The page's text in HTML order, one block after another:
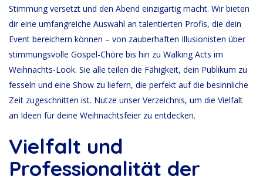
Stimmung versetzt und den Abend einzigartig macht. Wir bieten
dir eine umfangreiche Auswahl an talentierten Profis, die dein
Event bereichern können – von zauberhaften Illusionisten über
stimmungsvolle Gospel-Chöre bis hin zu Walking Acts im
Weihnachts-Look. Sie alle teilen die Fähigkeit, dein Publikum zu
fesseln und eine Show zu liefern, die perfekt auf die besinnliche
Zeit zugeschnitten ist. Nutze unser Verzeichnis, um die Vielfalt
an Ideen für deine Weihnachtsfeier zu entdecken.
Vielfalt und
Professionalität der